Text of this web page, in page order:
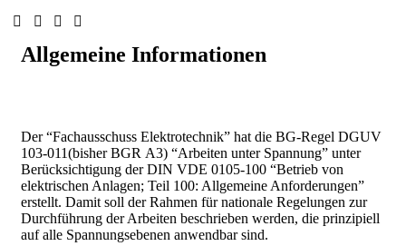
Allgemeine Informationen
Der “Fachausschuss Elektrotechnik” hat die BG-Regel DGUV
103-011(bisher BGR A3) “Arbeiten unter Spannung” unter
Berücksichtigung der DIN VDE 0105-100 “Betrieb von
elektrischen Anlagen; Teil 100: Allgemeine Anforderungen”
erstellt. Damit soll der Rahmen für nationale Regelungen zur
Durchführung der Arbeiten beschrieben werden, die prinzipiell
auf alle Spannungsebenen anwendbar sind.